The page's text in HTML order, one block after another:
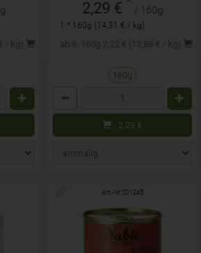
€ / kg)
2,29 € / 160g
1 * 160g (14,31 € / kg)
ab 6: 160g 2,22 € (13,88 € / kg)
160g
2,29 €
Art.-Nr. 201245